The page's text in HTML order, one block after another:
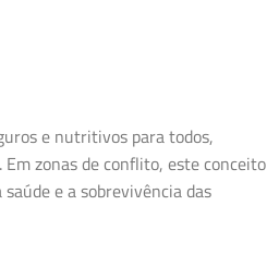
e nutritivos para todos,
zonas de conflito, este conceito
e a sobrevivência das